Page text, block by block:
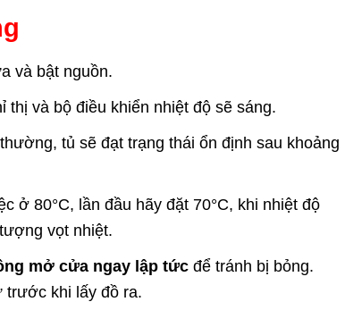
và bật nguồn.
thị và bộ điều khiển nhiệt độ sẽ sáng.
tủ sẽ đạt trạng thái ổn định sau khoảng
ở 80°C, lần đầu hãy đặt 70°C, khi nhiệt độ
vọt nhiệt.
mở cửa ngay lập tứcđể tránh bị bỏng.
trước khi lấy đồ ra.